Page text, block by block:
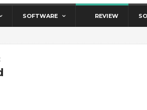
SOFTWARE REVIEW